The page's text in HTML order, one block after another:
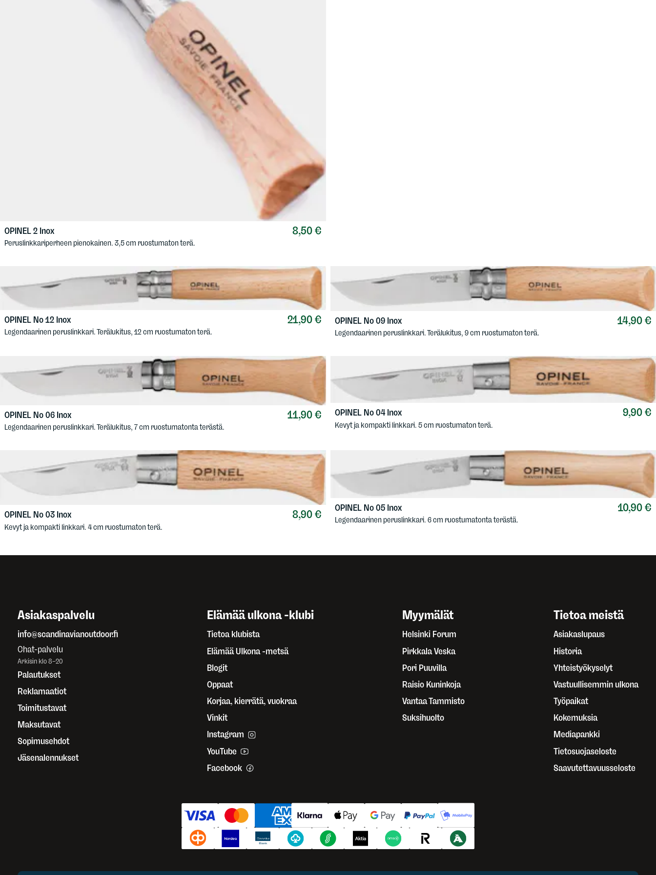
8,50 €
OPINEL2 Inox
Peruslinkkariperheen pienokainen. 3,5 cm ruostumaton terä.
21,90 €
OPINEL No 12 Inox
Legendaarinen peruslinkkari. Terälukitus, 12 cm ruostumaton terä.
14,90 €
OPINEL No 09 Inox
Legendaarinen peruslinkkari. Terälukitus, 9 cm ruostumaton terä.
11,90 €
OPINEL No 06 Inox
Legendaarinen peruslinkkari. Terälukitus, 7 cm ruostumatonta terästä.
9,90 €
OPINEL No 04 Inox
Kevyt ja kompakti linkkari. 5 cm ruostumaton terä.
8,90 €
OPINEL No 03 Inox
Kevyt ja kompakti linkkari. 4 cm ruostumaton terä.
10,90 €
OPINEL No 05 Inox
Legendaarinen peruslinkkari. 6 cm ruostumatonta terästä.
Asiakaspalvelu
info@scandinavianoutdoor.fi
Chat-palvelu
Arkisin klo 8–20
Palautukset
Reklamaatiot
Toimitustavat
Maksutavat
Sopimusehdot
Jäsenalennukset
Elämää ulkona -klubi
Tietoa klubista
Elämää Ulkona -metsä
Blogit
Oppaat
Korjaa, kierrätä, vuokraa
Vinkit
Instagram
YouTube
Facebook
Myymälät
Helsinki Forum
Pirkkala Veska
Pori Puuvilla
Raisio Kuninkoja
Vantaa Tammisto
Suksihuolto
Tietoa meistä
Asiakaslupaus
Historia
Yhteistyökyselyt
Vastuullisemmin ulkona
Työpaikat
Kokemuksia
Mediapankki
Tietosuojaseloste
Saavutettavuusseloste